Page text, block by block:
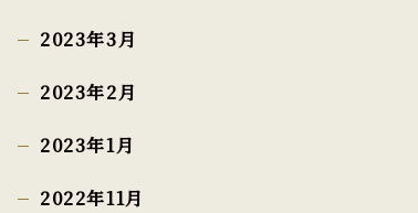
2023年3月
2023年2月
2023年1月
2022年11月